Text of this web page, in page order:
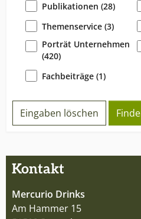
Publikationen (28)
Themenservice (3)
Porträt Unternehmen
(420)
Fachbeiträge (1)
Eingaben löschen
Kontakt
Mercurio Drinks
Am Hammer 15